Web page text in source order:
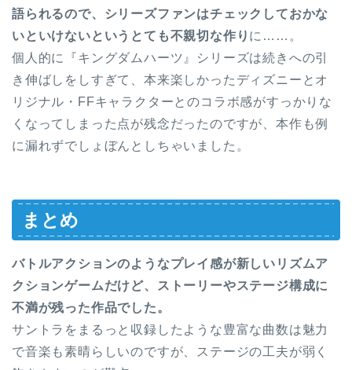
語られるので、シリーズファンはチェックしておかな
いといけないというとても不親切な作り に……。
個人的に『キングダムハーツ』シリーズは続きへの引
き伸ばしをしすぎて、本来楽しかったディズニーとオ
リジナル・FFキャラクターとのコラボ感がすっかりな
くなってしまった点が残念だったのですが、本作も例
に漏れずでしょぼんとしちゃいました。
まとめ
バトルアクションのようなプレイ感が新しいリズムア
クションゲームだけど、ストーリーやステージ構成に
不満が残った作品でした。
サントラをまるっと収録したような豊富な曲数は魅力
で音楽も素晴らしいのですが、ステージの工夫が弱く